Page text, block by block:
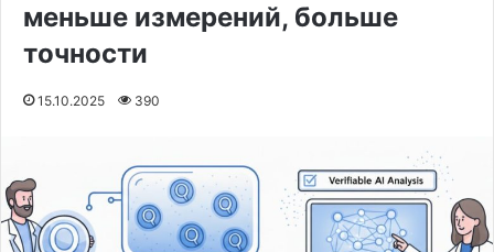
меньше измерений, больше
точности
15.10.2025 390